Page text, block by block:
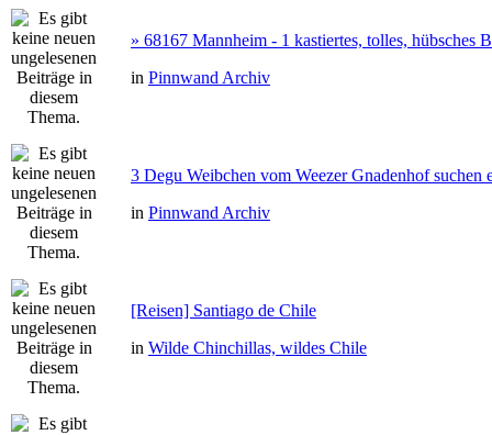
» 68167 Mannheim - 1 kastiertes, tolles, hübsches
in Pinnwand Archiv
3 Degu Weibchen vom Weezer Gnadenhof suchen
in Pinnwand Archiv
[Reisen] Santiago de Chile
in Wilde Chinchillas, wildes Chile